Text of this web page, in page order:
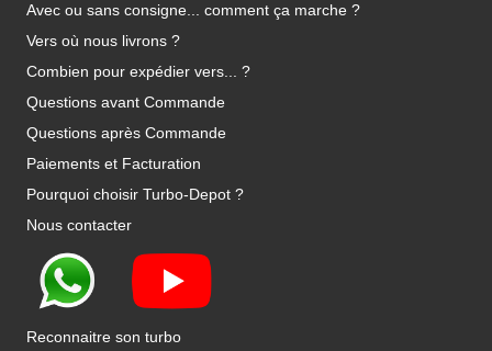
Avec ou sans consigne... comment ça marche ?
Vers où nous livrons ?
Combien pour expédier vers... ?
Questions avant Commande
Questions après Commande
Paiements et Facturation
Pourquoi choisir Turbo-Depot ?
Nous contacter
Reconnaitre son turbo